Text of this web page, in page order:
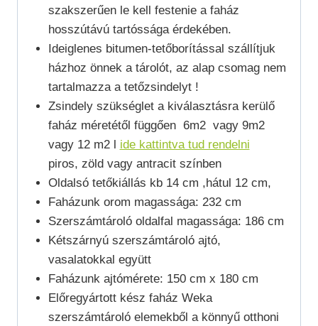
szakszerűen le kell festenie a faház
hosszútávú tartóssága érdekében.
Ideiglenes bitumen-tetőborítással szállítjuk
házhoz önnek a tárolót, az alap csomag nem
tartalmazza a tetőzsindelyt !
Zsindely szükséglet a kiválasztásra kerülő
faház méretétől függően 6m2 vagy 9m2
vagy 12 m2 l ide kattintva tud rendelni
piros, zöld vagy antracit színben
Oldalsó tetőkiállás kb 14 cm ,hátul 12 cm,
Faházunk orom magassága: 232 cm
Szerszámtároló oldalfal magassága: 186 cm
Kétszárnyú szerszámtároló ajtó,
vasalatokkal együtt
Faházunk ajtómérete: 150 cm x 180 cm
Előregyártott kész faház Weka
szerszámtároló elemekből a könnyű otthoni